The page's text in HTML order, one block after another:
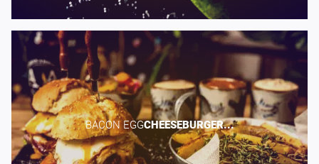
BACON EGG​CHEESEBURGER...